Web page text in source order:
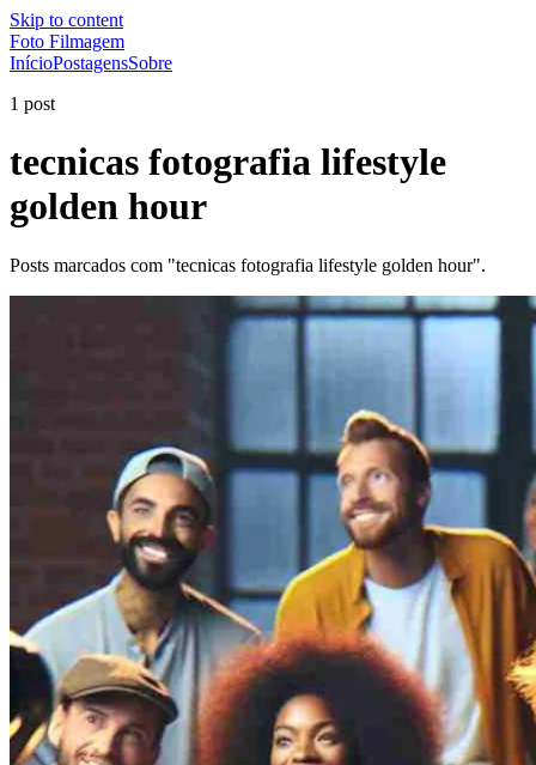
Skip to content
Foto Filmagem
InícioPostagensSobre
1 post
tecnicas fotografia lifestyle
golden hour
Posts marcados com "tecnicas fotografia lifestyle golden hour".